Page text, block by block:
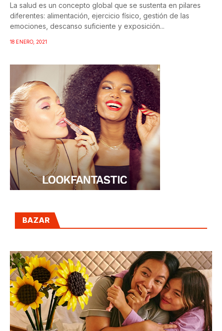
La salud es un concepto global que se sustenta en pilares
diferentes: alimentación, ejercicio físico, gestión de las
emociones, descanso suficiente y exposición...
18 ENERO, 2021
BAZAR